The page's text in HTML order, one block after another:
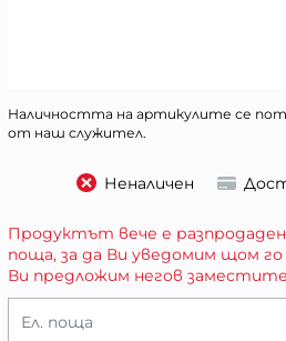
Наличността на артикулите се
от наш служител.
Неналичен
Продуктът вече е
поща, за да Ви уведомим щом
Ви предложим негов
Ел. поща